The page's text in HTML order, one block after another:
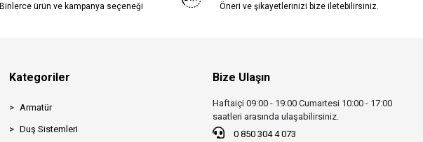
Binlerce ürün ve kampanya seçeneği Öneri ve şikayetlerinizi bize iletebilirsiniz.
Kategoriler
Armatür
Duş Sistemleri
Bize Ulaşın
Haftaiçi 09:00 - 19:00 Cumartesi 10:00 - 17:00
saatleri arasında ulaşabilirsiniz.
0 850 304 4 073